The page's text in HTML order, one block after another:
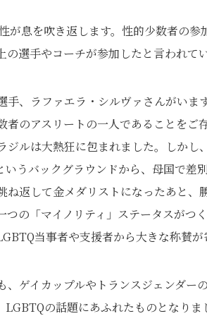
が息を吹き返します。性的少数者の参
選手やコーチが参加したと言われてい
、ラファエラ・シルヴァさんがいま
のアスリートの一人であることをご
ルは大熱狂に包まれました。しかし
うバックグラウンドから、母国で差
返して金メダリストになったあと、
の「マイノリティ」ステータスがつ
当事者や支援者から大きな称賛が
ゲイカップルやトランスジェンダー
の話題にあふれたものとなり